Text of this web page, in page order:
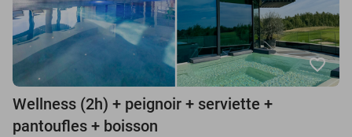
favorite_border
Wellness (2h) + peignoir + serviette +
pantoufles + boisson